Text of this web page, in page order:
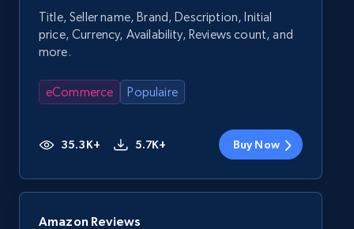
Title, Seller name, Brand, Description, Initial
price, Currency, Availability, Reviews count, and
more.
eCommerce Populaire
35.3K+ 5.7K+ Buy Now
Amazon Reviews